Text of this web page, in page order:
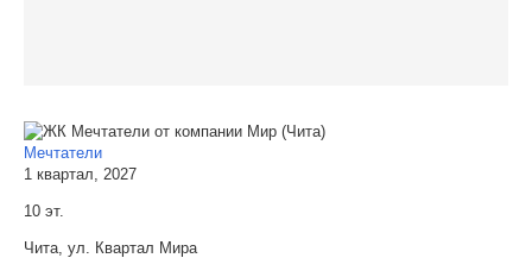
Мечтатели
1 квартал, 2027
10 эт.
Чита, ул. Квартал Мира